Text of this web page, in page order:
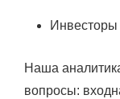
Наша
вопросы: